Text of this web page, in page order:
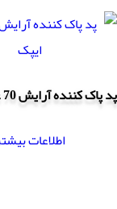
پد پاک کننده آرایش 70 عددی ایپک
اطلاعات